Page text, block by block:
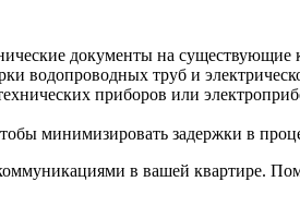
документы на
водопроводных труб и
приборов или
минимизировать задержки в
в вашей квартире.